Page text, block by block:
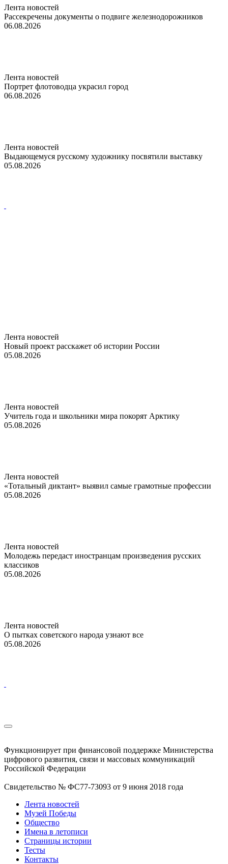
Лента новостей
Рассекречены документы о подвиге железнодорожников
06.08.2026
Лента новостей
Портрет флотоводца украсил город
06.08.2026
Лента новостей
Выдающемуся русскому художнику посвятили выставку
05.08.2026
Лента новостей
Новый проект расскажет об истории России
05.08.2026
Лента новостей
Учитель года и школьники мира покорят Арктику
05.08.2026
Лента новостей
«Тотальный диктант» выявил самые грамотные профессии
05.08.2026
Лента новостей
Молодежь передаст иностранцам произведения русских
классиков
05.08.2026
Лента новостей
О пытках советского народа узнают все
05.08.2026
Функционирует при финансовой поддержке Министерства
цифрового развития, связи и массовых коммуникаций
Российской Федерации
Свидетельство № ФС77-73093 от 9 июня 2018 года
Лента новостей
Музей Победы
Общество
Имена в летописи
Страницы истории
Тесты
Контакты